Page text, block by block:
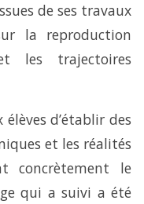
de ses travaux
la reproduction
les trajectoires
d’établir des
et les réalités
concrètement le
qui a suivi a été